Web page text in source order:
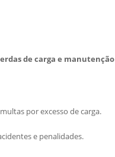
de carga e manutenção
por excesso de carga.
e penalidades.